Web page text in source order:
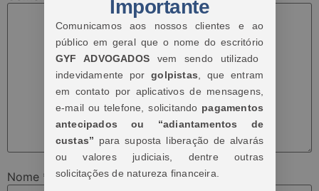
Nome *
Importante
Comunicamos aos nossos clientes e ao
público em geral que o nome do escritório
GYF ADVOGADOS vem sendo utilizado
indevidamente por golpistas , que entram
em contato por aplicativos de mensagens,
e-mail ou telefone, solicitando pagamentos
antecipados ou “adiantamentos de
custas” para suposta liberação de alvarás
ou valores judiciais, dentre outras
solicitações de natureza financeira.